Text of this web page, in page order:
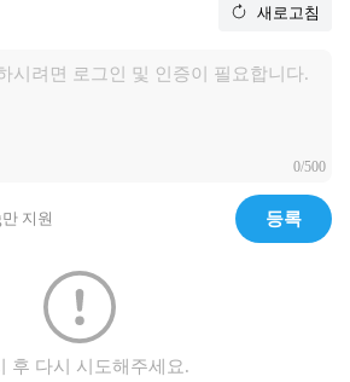
새로고침
0/500
지원 등록
후 다시 시도해주세요.